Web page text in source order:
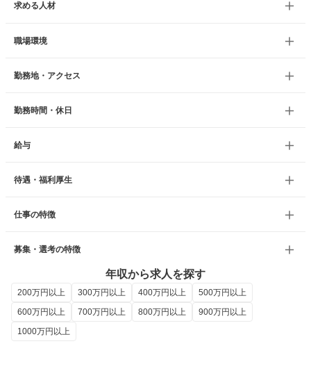
求める人材
職場環境
勤務地・アクセス
勤務時間・休日
給与
待遇・福利厚生
仕事の特徴
募集・選考の特徴
年収から求人を探す
200万円以上 300万円以上 400万円以上
500万円以上
600万円以上
700万円以上 800万円以上
900万円以上
1000万円以上